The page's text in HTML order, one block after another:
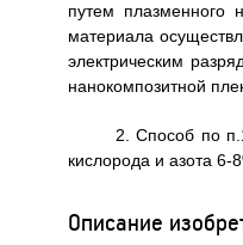
путем плазменного
материала
электрическим
нанокомпозитной
2. Способ по
кислорода и азота 6-
Описание